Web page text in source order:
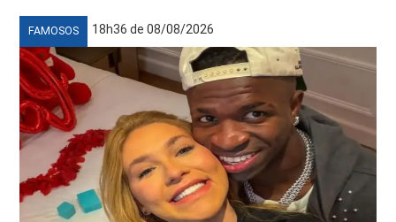
FAMOSOS 18h36 de 08/08/2026